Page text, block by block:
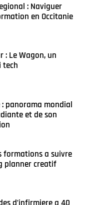
: Naviguer
en Occitanie
: Le Wagon, un
tech
panorama mondial
et de son
formations a suivre
planner creatif